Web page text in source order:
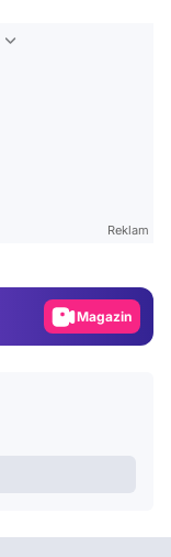
Reklam
Video